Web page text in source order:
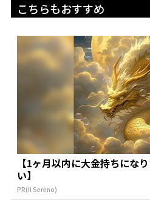
こちらもおすすめ
【1ヶ月以内に大金持ちにな
い】
PR(Il Sereno)